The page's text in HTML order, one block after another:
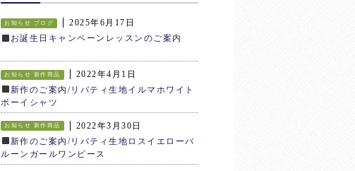
お知らせ ブログ
2025年6月17日
お誕生日キャンペーンレッスンのご案内
お知らせ 新作商品
2022年4月1日
新作のご案内/リバティ生地イルマホワイト
ボーイシャツ
お知らせ 新作商品
2022年3月30日
新作のご案内/リバティ生地ロスイエローバ
ルーンガールワンピース